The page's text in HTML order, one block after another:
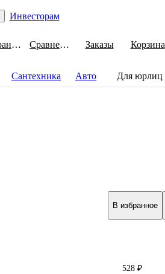
Инвесторам
Избранное Сравнение Заказы Корзина
Сантехника Авто Для юрлиц
В избранное
528 ₽